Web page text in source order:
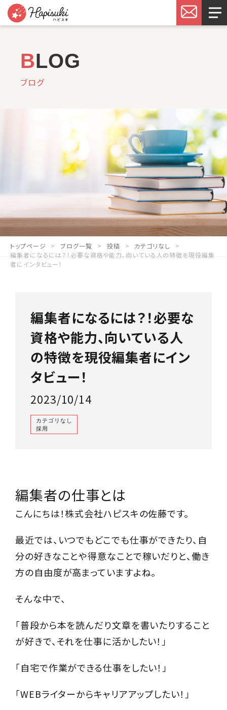
BLOG
ブログ
トップページ ブログ一覧 投稿
カテゴリなし
編集者になるには？！必要な資格や能力、向いている人の特徴を現役編集
者にインタビュー！
編集者になるには？！必要な
資格や能力、向いている人
の特徴を現役編集者にイン
タビュー！
2023/10/14
カテゴリなし
採用
編集者の仕事とは
こんにちは！株式会社ハピスキの佐藤です。
最近では、いつでもどこでも仕事ができたり、自
分の好きなことや得意なことで稼いだりと、働き
方の自由度が高まっていますよね。
そんな中で、
「普段から本を読んだり文章を書いたりすること
が好きで、それを仕事に活かしたい！」
「自宅で作業ができる仕事をしたい！」
「WEBライターからキャリアアップしたい！」